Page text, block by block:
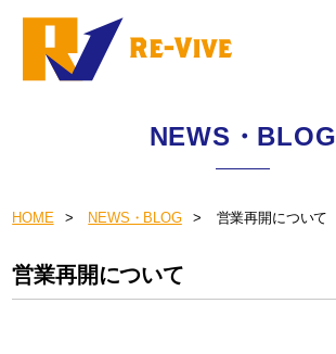
NEWS・BLOG
HOME NEWS・BLOG 営業再開について
営業再開について